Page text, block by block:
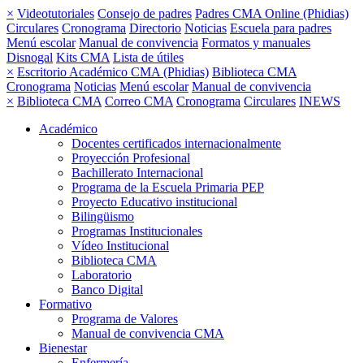
× Videotutoriales Consejo de padres Padres CMA Online (Phidias)
Circulares Cronograma Directorio Noticias Escuela para padres
Menú escolar Manual de convivencia Formatos y manuales
Disnogal Kits CMA Lista de útiles
× Escritorio Académico CMA (Phidias) Biblioteca CMA
Cronograma Noticias Menú escolar Manual de convivencia
× Biblioteca CMA Correo CMA Cronograma Circulares INEWS
Académico
Docentes certificados internacionalmente
Proyección Profesional
Bachillerato Internacional
Programa de la Escuela Primaria PEP
Proyecto Educativo institucional
Bilingüismo
Programas Institucionales
Vídeo Institucional
Biblioteca CMA
Laboratorio
Banco Digital
Formativo
Programa de Valores
Manual de convivencia CMA
Bienestar